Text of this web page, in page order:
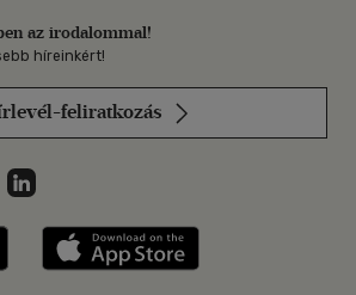
az irodalommal!
híreinkért!
feliratkozás
on
az Instagramon
Libri a LinkedInen
Libri applikáció Szerezd meg: Google